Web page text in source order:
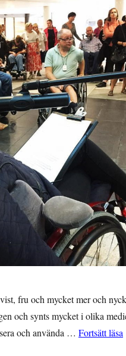
fru och mycket mer och
och synts mycket i olika
och använda … Fortsätt läsa